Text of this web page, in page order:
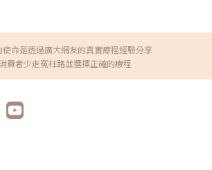
使命是透過廣大網友的真實療程經驗分享
費者少走冤枉路並選擇正確的療程